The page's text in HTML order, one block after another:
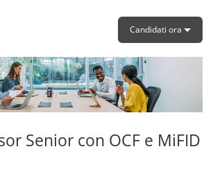
Candidati ora
Senior con OCF e MiFID